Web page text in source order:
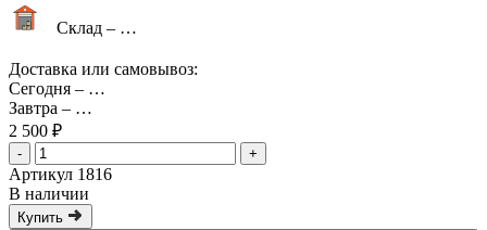
Склад – …
Доставка или самовывоз:
Сегодня – …
Завтра – …
2 500 ₽
- +
Артикул 1816
В наличии
Купить